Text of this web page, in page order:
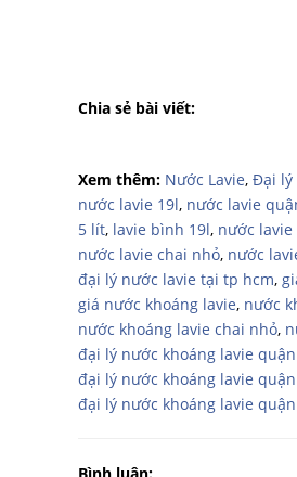
Chia sẻ bài viết:
Xem thêm: Nước Lavie, Đại lý
nước lavie 19l, nước lavie
5 lít, lavie bình 19l, nước
nước lavie chai nhỏ, nước
đại lý nước lavie tại tp hcm,
giá nước khoáng lavie, nước
nước khoáng lavie chai nhỏ,
đại lý nước khoáng lavie
đại lý nước khoáng lavie quận
đại lý nước khoáng lavie